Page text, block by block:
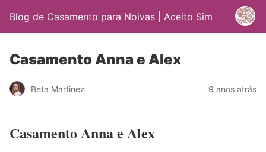
Blog de Casamento para Noivas | Aceito Sim
Casamento Anna e Alex
Beta Martinez 9 anos atrás
Casamento Anna e Alex